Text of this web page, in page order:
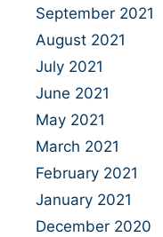
September 2021
August 2021
July 2021
June 2021
May 2021
March 2021
February 2021
January 2021
December 2020